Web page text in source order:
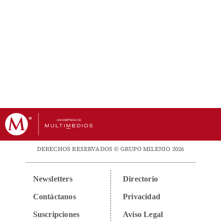
DERECHOS RESERVADOS © GRUPO MILENIO 2026
Newsletters
Contáctanos
Suscripciones
Directorio
Privacidad
Aviso Legal